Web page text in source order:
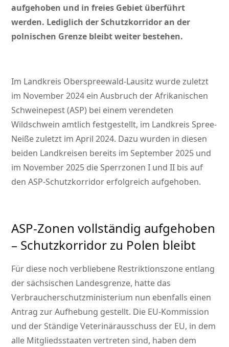
aufgehoben und in freies Gebiet überführt
werden. Lediglich der Schutzkorridor an der
polnischen Grenze bleibt weiter bestehen.
Im Landkreis Oberspreewald-Lausitz wurde zuletzt
im November 2024 ein Ausbruch der Afrikanischen
Schweinepest (ASP) bei einem verendeten
Wildschwein amtlich festgestellt, im Landkreis Spree-
Neiße zuletzt im April 2024. Dazu wurden in diesen
beiden Landkreisen bereits im September 2025 und
im November 2025 die Sperrzonen I und II bis auf
den ASP-Schutzkorridor erfolgreich aufgehoben.
ASP-Zonen vollständig aufgehoben
– Schutzkorridor zu Polen bleibt
Für diese noch verbliebene Restriktionszone entlang
der sächsischen Landesgrenze, hatte das
Verbraucherschutzministerium nun ebenfalls einen
Antrag zur Aufhebung gestellt. Die EU-Kommission
und der Ständige Veterinärausschuss der EU, in dem
alle Mitgliedsstaaten vertreten sind, haben dem